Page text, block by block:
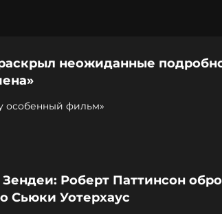
неожиданные
особенный фильм»
Роберт Паттинсон
Сьюки Уотерхаус